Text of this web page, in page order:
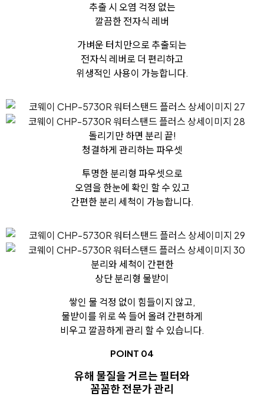
추출 시 오염 걱정 없는
깔끔한 전자식 레버
가벼운 터치만으로 추출되는
전자식 레버로 더 편리하고
위생적인 사용이 가능합니다.
돌리기만 하면 분리 끝!
청결하게 관리하는 파우셋
투명한 분리형 파우셋으로
오염을 한눈에 확인 할 수 있고
간편한 분리 세척이 가능합니다.
분리와 세척이 간편한
상단 분리형 물받이
쌓인 물 걱정 없이 힘들이지 않고,
물받이를 위로 쓱 들어 올려 간편하게
비우고 깔끔하게 관리 할 수 있습니다.
POINT 04
유해 물질을 거르는 필터와
꼼꼼한 전문가 관리